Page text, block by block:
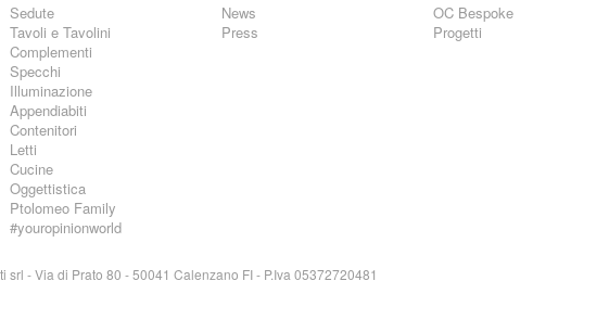
Sedute
Tavoli e Tavolini
Complementi
Specchi
Illuminazione
Appendiabiti
Contenitori
Letti
Cucine
Oggettistica
Ptolomeo Family
#youropinionworld
News
Press
OC Bespoke
Progetti
srl - Via di Prato 80 - 50041 Calenzano FI - P.Iva 05372720481